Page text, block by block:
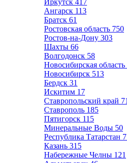
Иркутск 417
Ангарск 113
Братск 61
Ростовская область 750
Ростов-на-Дону 303
Шахты 66
Волгодонск 58
Новосибирская область
Новосибирск 513
Бердск 31
Искитим 17
Ставропольский край
Ставрополь 185
Пятигорск 115
Минеральные Воды 50
Республика Татарстан
Казань 315
Набережные Челны 121